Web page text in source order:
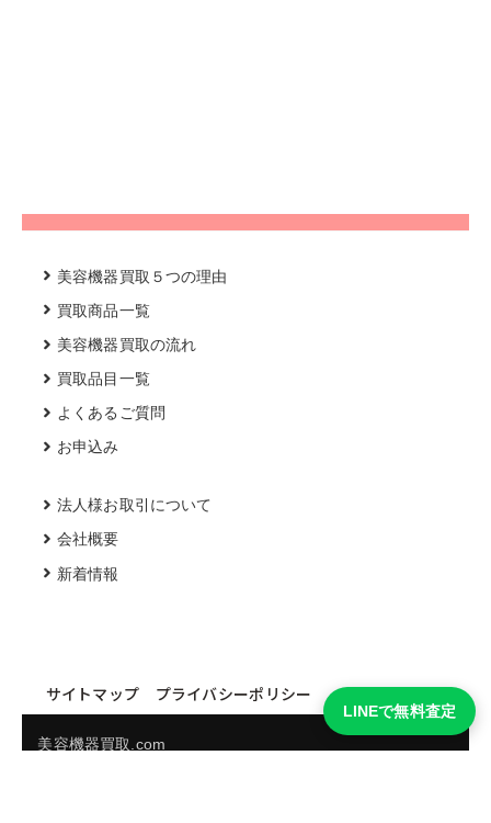
美容機器買取５つの理由
買取商品一覧
美容機器買取の流れ
買取品目一覧
よくあるご質問
お申込み
法人様お取引について
会社概要
新着情報
サイトマップ プライバシーポリシー
美容機器買取.com
LINEで無料査定